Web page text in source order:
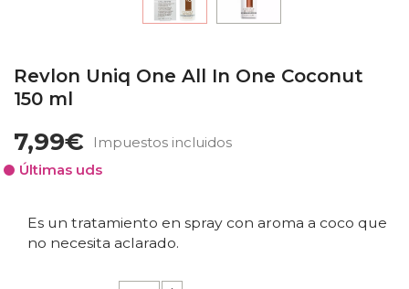
Revlon Uniq One All In One Coconut
150 ml
7,99€
Impuestos incluidos
Últimas uds
Es un tratamiento en spray con aroma a coco que
no necesita aclarado.